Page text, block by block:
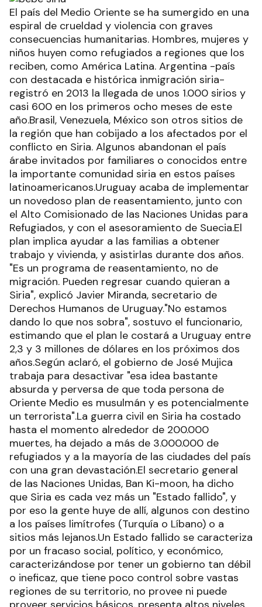
El país del Medio Oriente se ha sumergido en una
espiral de crueldad y violencia con graves
consecuencias humanitarias. Hombres, mujeres y
niños huyen como refugiados a regiones que los
reciben, como América Latina. Argentina -país
con destacada e histórica inmigración siria-
registró en 2013 la llegada de unos 1.000 sirios y
casi 600 en los primeros ocho meses de este
año.Brasil, Venezuela, México son otros sitios de
la región que han cobijado a los afectados por el
conflicto en Siria. Algunos abandonan el país
árabe invitados por familiares o conocidos entre
la importante comunidad siria en estos países
latinoamericanos.Uruguay acaba de implementar
un novedoso plan de reasentamiento, junto con
el Alto Comisionado de las Naciones Unidas para
Refugiados, y con el asesoramiento de Suecia.El
plan implica ayudar a las familias a obtener
trabajo y vivienda, y asistirlas durante dos años.
"Es un programa de reasentamiento, no de
migración. Pueden regresar cuando quieran a
Siria", explicó Javier Miranda, secretario de
Derechos Humanos de Uruguay."No estamos
dando lo que nos sobra", sostuvo el funcionario,
estimando que el plan le costará a Uruguay entre
2,3 y 3 millones de dólares en los próximos dos
años.Según aclaró, el gobierno de José Mujica
trabaja para desactivar "esa idea bastante
absurda y perversa de que toda persona de
Oriente Medio es musulmán y es potencialmente
un terrorista".La guerra civil en Siria ha costado
hasta el momento alrededor de 200.000
muertes, ha dejado a más de 3.000.000 de
refugiados y a la mayoría de las ciudades del país
con una gran devastación.El secretario general
de las Naciones Unidas, Ban Ki-moon, ha dicho
que Siria es cada vez más un "Estado fallido", y
por eso la gente huye de allí, algunos con destino
a los países limítrofes (Turquía o Líbano) o a
sitios más lejanos.Un Estado fallido se caracteriza
por un fracaso social, político, y económico,
caracterizándose por tener un gobierno tan débil
o ineficaz, que tiene poco control sobre vastas
regiones de su territorio, no provee ni puede